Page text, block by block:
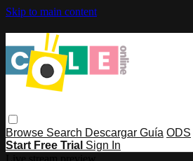
Skip to main content
Browse Search Descargar Guía ODS
Start Free Trial Sign In